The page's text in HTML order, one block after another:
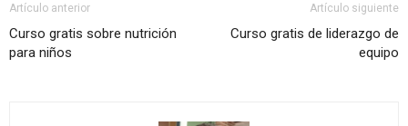
Artículo anterior
Curso gratis sobre nutrición
para niños
Artículo siguiente
Curso gratis de liderazgo de
equipo